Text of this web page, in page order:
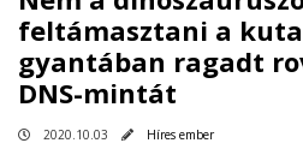
feltámasztani a
gyantában ragadt
DNS-mintát
2020.10.03 Híres ember